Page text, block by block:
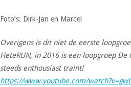
Foto’s: Dirk-Jan en Marcel
Overigens is dit niet de eerste
HeteRUN, in 2016 is een loopgroep De
steeds enthousiast traint!
https://www.youtube.com/